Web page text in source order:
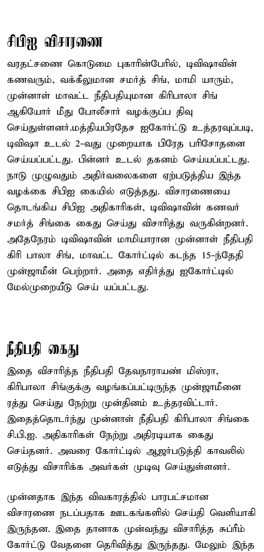
சிபிஐ விசாரணை
வரதட்சணை கொடுமை புகாரின்பேரில், டிவிஷாவின்
கணவரும், வக்கீலுமான சமர்த் சிங், மாமி யாரும்,
முன்னாள் மாவட்ட நீதிபதியுமான கிரிபாலா சிங்
ஆகியோர் மீது போலீசார் வழக்குப்ப திவு
செய்துள்ளனர்.மத்தியபிரதேச ஐகோர்ட்டு உத்தரவுப்படி,
டிவிஷா உடல் 2-வது முறையாக பிரேத பரிசோதனை
செய்யப்பட்டது. பின்னர் உடல் தகனம் செய்யப்பட்டது.
நாடு முழுவதும் அதிர்வலைகளை ஏற்படுத்திய இந்த
வழக்கை சிபிஐ கையில் எடுத்தது. விசாரணையை
தொடங்கிய சிபிஐ அதிகாரிகள், டிவிஷாவின் கணவர்
சமர்த் சிங்கை கைது செய்து விசாரித்து வருகின்றனர்.
அதேநேரம் டிவிஷாவின் மாமியாரான முன்னாள் நீதிபதி
கிரி பாலா சிங், மாவட்ட கோர்ட்டில் கடந்த 15-ந்தேதி
முன்ஜாமீன் பெற்றார். அதை எதிர்த்து ஐகோர்ட்டில்
மேல்முறையீடு செய் யப்பட்டது.
நீதிபதி கைது
இதை விசாரித்த நீதிபதி தேவநாராயண் மிஸ்ரா,
கிரிபாலா சிங்குக்கு வழங்கப்பட்டிருந்த முன்ஜாமீனை
ரத்து செய்து நேற்று முன்தினம் உத்தரவிட்டார்.
இதைத்தொடர்ந்து முன்னாள் நீதிபதி கிரிபாலா சிங்கை
சி.பி.ஐ. அதிகாரிகள் நேற்று அதிரடியாக கைது
செய்தனர். அவரை கோர்ட்டில் ஆஜர்படுத்தி காவலில்
எடுத்து விசாரிக்க அவர்கள் முடிவு செய்துள்ளனர்.
முன்னதாக இந்த விவகாரத்தில் பாரபட்சமான
விசாரணை நடப்பதாக ஊடகங்களில் செய்தி வெளியாகி
இருந்தன. இதை தானாக முன்வந்து விசாரித்த சுப்ரீம்
கோர்ட்டு வேதனை தெரிவித்து இருந்தது. மேலும் இந்த